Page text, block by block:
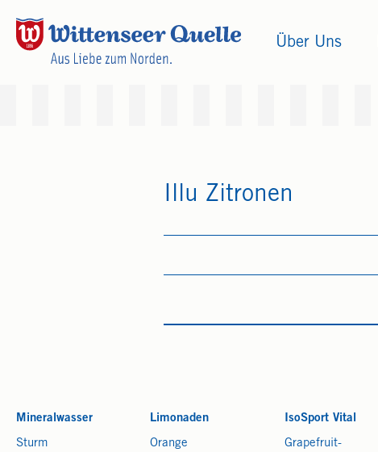
Über Uns
Illu Zitronen
Mineralwasser
Sturm
Limonaden
Orange
IsoSport Vital
Grapefruit-